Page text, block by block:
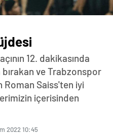
12. dakikasında
ve Trabzonspor
Roman Saiss'ten iyi
içerisinden
2022 10:45